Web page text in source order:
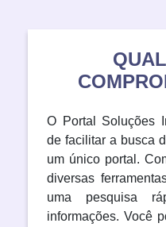
O Portal Soluções
de facilitar a busca
um único portal.
diversas
uma pesquisa
informações. Você